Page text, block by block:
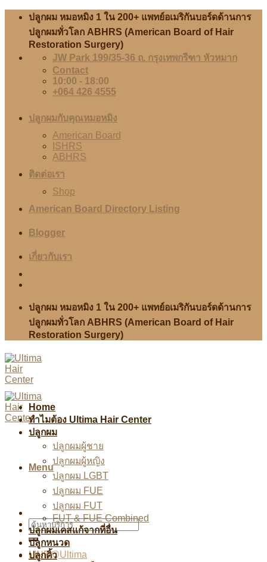
Skip
content
ปลูกผม หมอหมิง 1 ใน 200+ แพทย์อเมริกันบอร์ดด้านการ
ปลูกผมทั่วโลก ABHRS (American Board of Hair
Restoration Surgery)
JW Park 199/35-36 ถ. กรุงเทพกรีฑา หัวหมาก
Contact
10:00 - 18:00
+064 426 4555
ปลูกผมกับคุณหมอหมิง
American Board
ISHRS
ABHRS
ติดต่อเรา
Shop
American Board Directory Listing
Blogger
เกี่ยวกับเรา
ปลูกผม หมอหมิง 1 ใน 200+ แพทย์อเมริกันบอร์ดด้านการ
ปลูกผมทั่วโลก ABHRS (American Board of Hair
Restoration Surgery)
Menu
LINE@Ultima
Home
ทำไมต้อง Ultima Hair Center
ปลูกผม
ปลูกผมผู้ชาย
ปลูกผมผู้หญิง
ปลูกผม LGBT
ปลูกผม FUE
ปลูกผม FUT
FUT & FUE Combined
ปลูกผมเคสแก้จากที่อื่น
ปลูกหนวด
ปลูกคิ้ว